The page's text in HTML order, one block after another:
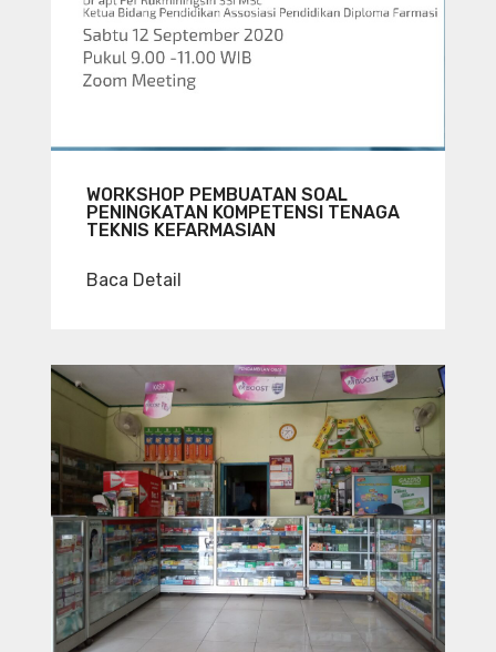
WORKSHOP PEMBUATAN SOAL
PENINGKATAN KOMPETENSI TENAGA
TEKNIS KEFARMASIAN
Baca Detail